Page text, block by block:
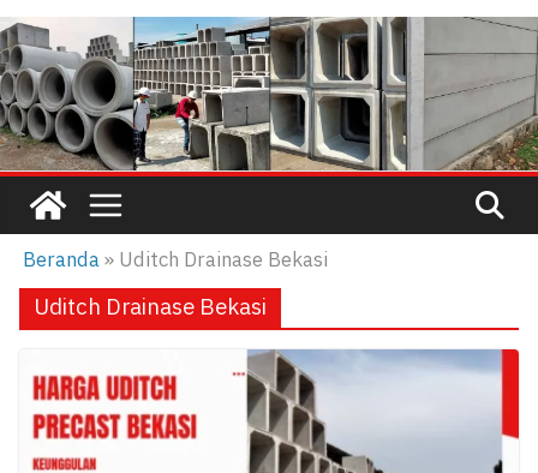
Beranda» Uditch Drainase Bekasi
Uditch Drainase Bekasi